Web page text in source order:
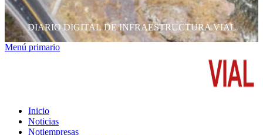
DIARIO DIGITAL DE INFRAESTRUCTURA VIAL
Menú primario
Inicio
Noticias
Notiempresas